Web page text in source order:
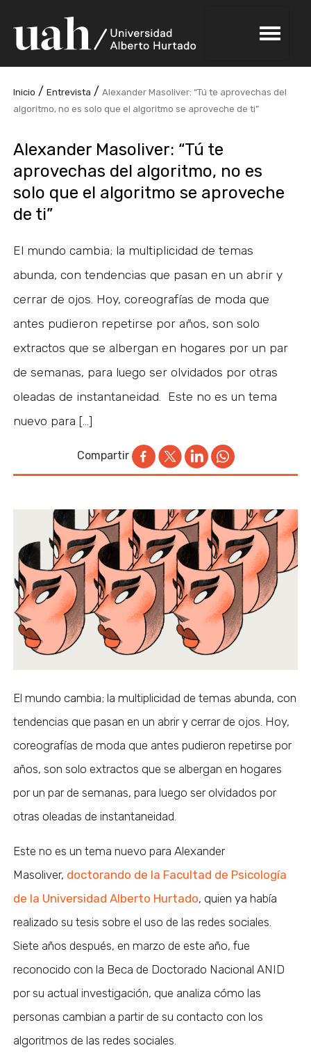
Inicio /Entrevista /Alexander Masoliver: “Tú te aprovechas del
algoritmo, no es solo que el algoritmo se aproveche de ti”
Alexander Masoliver: “Tú te
aprovechas del algoritmo, no es
solo que el algoritmo se aproveche
de ti”
El mundo cambia; la multiplicidad de temas
abunda, con tendencias que pasan en un abrir y
cerrar de ojos. Hoy, coreografías de moda que
antes pudieron repetirse por años, son solo
extractos que se albergan en hogares por un par
de semanas, para luego ser olvidados por otras
oleadas de instantaneidad. Este no es un tema
nuevo para […]
Compartir
El mundo cambia; la multiplicidad de temas abunda, con
tendencias que pasan en un abrir y cerrar de ojos. Hoy,
coreografías de moda que antes pudieron repetirse por
años, son solo extractos que se albergan en hogares
por un par de semanas, para luego ser olvidados por
otras oleadas de instantaneidad.
Este no es un tema nuevo para Alexander
Masoliver, doctorando de la Facultad de Psicología
de la Universidad Alberto Hurtado, quien ya había
realizado su tesis sobre el uso de las redes sociales.
Siete años después, en marzo de este año, fue
reconocido con la Beca de Doctorado Nacional ANID
por su actual investigación, que analiza cómo las
personas cambian a partir de su contacto con los
algoritmos de las redes sociales.